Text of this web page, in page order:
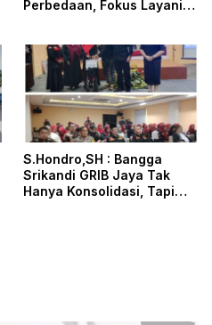
Perbedaan, Fokus Layani
S.Hondro,SH : Bangga
Srikandi GRIB Jaya Tak
Hanya Konsolidasi, Tapi